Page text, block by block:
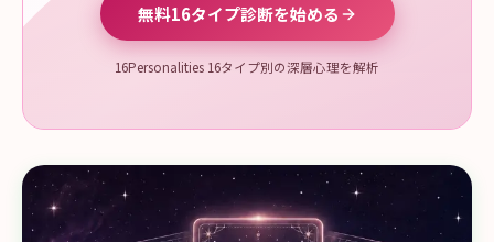
無料16タイプ診断を始める
16Personalities 16タイプ別の深層心理を解析